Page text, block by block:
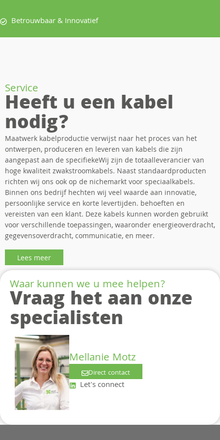
Betrouwbaar & Innovatief
Service
Heeft u een kabel
nodig?
Maatwerk kabelproductie verwijst naar het proces van het
ontwerpen, produceren en leveren van kabels die zijn
aangepast aan de specifiekeWij zijn de totaalleverancier van
hoge kwaliteit zwakstroomkabels. Naast standaardproducten
richten wij ons ook op de nichemarkt voor speciaalkabels.
Binnen ons bedrijf hechten wij veel waarde aan innovatie,
persoonlijke service en korte levertijden. behoeften en
vereisten van een klant. Deze kabels kunnen worden gebruikt
voor verschillende toepassingen, waaronder energieoverdracht,
gegevensoverdracht, communicatie, en meer.
Lees meer
Waar kunnen we u mee helpen?
Vraag het aan onze
specialisten
Mellanie Motz
Direct contact
Let's connect